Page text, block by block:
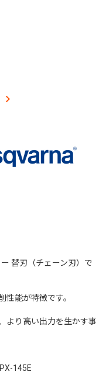
替刃（チェーン刃）で
性能が特徴です。
より高い出力を生かす事
145E